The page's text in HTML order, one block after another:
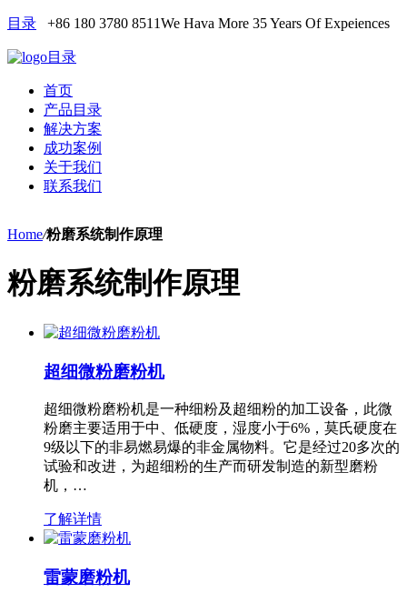
目录 +86 180 3780 8511We Hava More 35 Years Of Expeiences
目录
首页
产品目录
解决方案
成功案例
关于我们
联系我们
Home/粉磨系统制作原理
粉磨系统制作原理
超细微粉磨粉机
超细微粉磨粉机是一种细粉及超细粉的加工设备，此微
粉磨主要适用于中、低硬度，湿度小于6%，莫氏硬度在
9级以下的非易燃易爆的非金属物料。它是经过20多次的
试验和改进，为超细粉的生产而研发制造的新型磨粉
机，…
了解详情
雷蒙磨粉机